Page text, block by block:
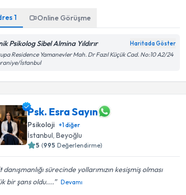
1 Online Görüşme
Psikolog Sibel Almina Yıldırır Haritada Göster
Residence Yamanevler Mah. Dr Fazıl Küçük Cad. No:10 A2/24
İstanbul
Psk. Esra Sayın
Psikoloji +1diğer
İstanbul, Beyoğlu
5 (995 Değerlendirme)
sürecinde yollarımızın kesişmiş olması
bir şans oldu....
Devamı